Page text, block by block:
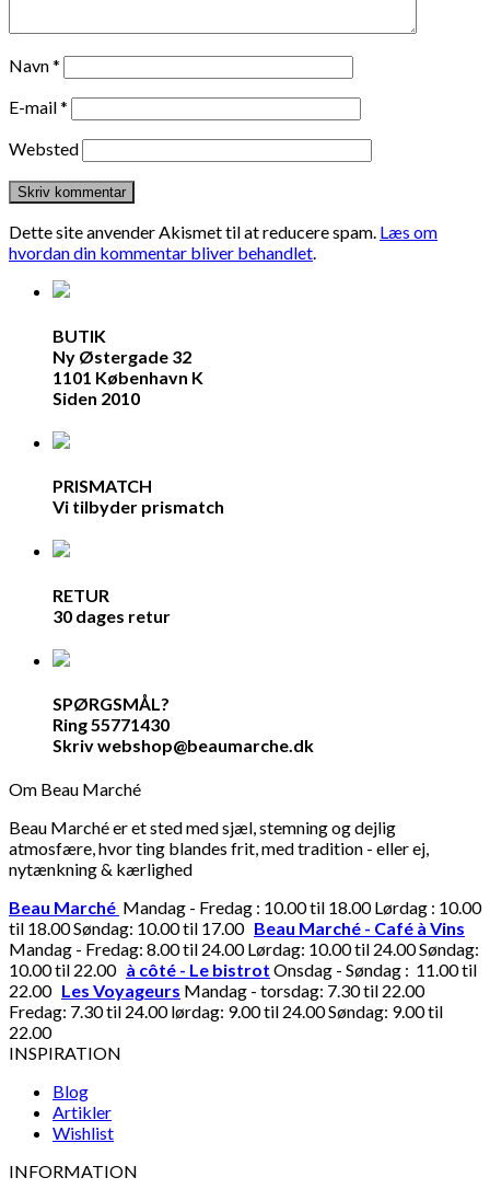
Navn*
E-mail*
Websted
Dette site anvender Akismet til at reducere spam. Læs om
hvordan din kommentar bliver behandlet.
BUTIK
Ny Østergade 32
1101 København K
Siden 2010
PRISMATCH
Vi tilbyder prismatch
RETUR
30 dages retur
SPØRGSMÅL?
Ring 55771430
Skriv webshop@beaumarche.dk
Om Beau Marché
Beau Marché er et sted med sjæl, stemning og dejlig
atmosfære, hvor ting blandes frit, med tradition - eller ej,
nytænkning & kærlighed
Beau Marché Mandag - Fredag : 10.00 til 18.00 Lørdag : 10.00
til 18.00 Søndag: 10.00 til 17.00 Beau Marché - Café à Vins
Mandag - Fredag: 8.00 til 24.00 Lørdag: 10.00 til 24.00 Søndag:
10.00 til 22.00 à côté - Le bistrot Onsdag - Søndag : 11.00 til
22.00 Les Voyageurs Mandag - torsdag: 7.30 til 22.00
Fredag: 7.30 til 24.00 lørdag: 9.00 til 24.00 Søndag: 9.00 til
22.00
INSPIRATION
Blog
Artikler
Wishlist
INFORMATION